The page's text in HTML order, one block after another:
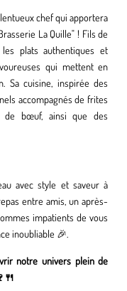
chef qui apportera
La Quille" ! Fils de
plats authentiques et
qui mettent en
Sa cuisine, inspirée des
accompagnés de frites
de bœuf, ainsi que des
avec style et saveur à
entre amis, un après-
impatients de vous
inoubliable 🎉.
notre univers plein de